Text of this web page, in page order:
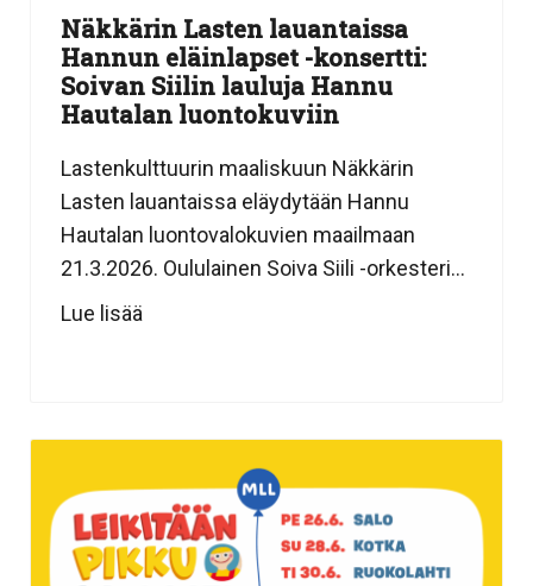
Näkkärin Lasten lauantaissa
Hannun eläinlapset -konsertti:
Soivan Siilin lauluja Hannu
Hautalan luontokuviin
Lastenkulttuurin maaliskuun Näkkärin
Lasten lauantaissa eläydytään Hannu
Hautalan luontovalokuvien maailmaan
21.3.2026. Oululainen Soiva Siili -orkesteri...
Lue lisää